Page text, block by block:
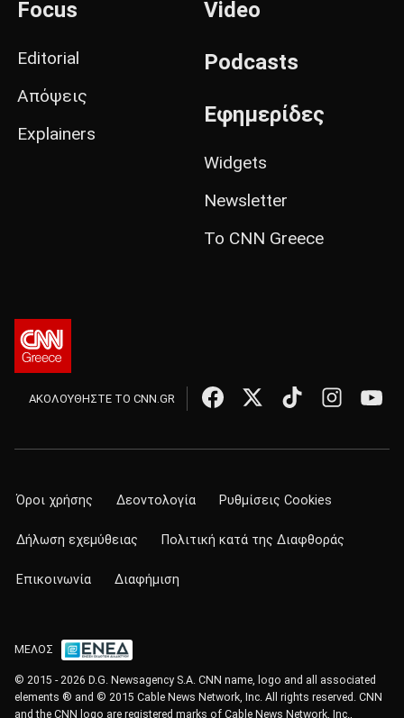
Focus
Editorial
Απόψεις
Explainers
Video
Podcasts
Εφημερίδες
Widgets
Newsletter
Το CNN Greece
ΑΚΟΛΟΥΘΗΣΤΕ ΤΟ CNN.GR
Όροι χρήσης Δεοντολογία Ρυθμίσεις Cookies
Δήλωση εχεμύθειας Πολιτική κατά της Διαφθοράς
Επικοινωνία Διαφήμιση
ΜΕΛΟΣ
© 2015 - 2026 D.G. Newsagency S.A. CNN name, logo and all associated
elements ® and © 2015 Cable News Network, Inc. All rights reserved. CNN
and the CNN logo are registered marks of Cable News Network, Inc.,